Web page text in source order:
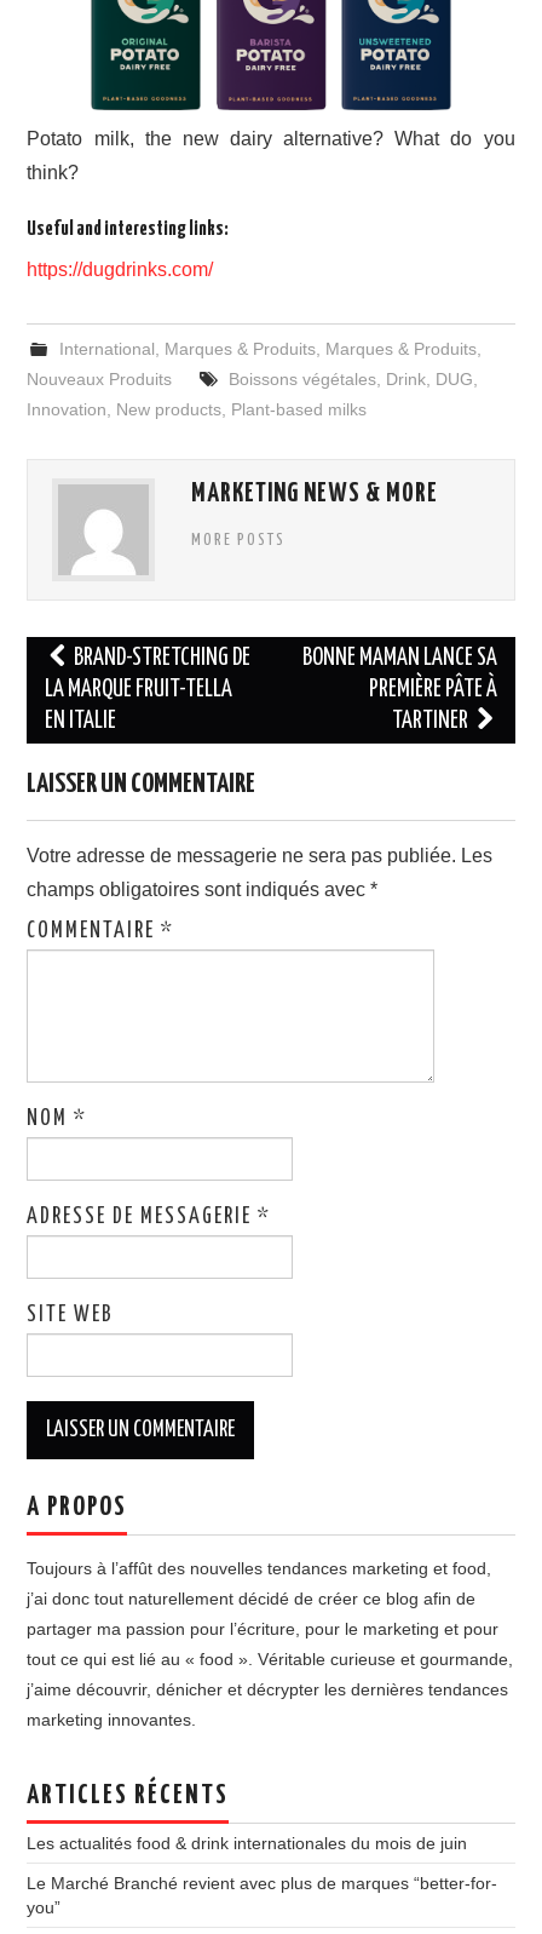
Potato milk, the new dairy alternative? What do you
think?
Useful and interesting links:
https://dugdrinks.com/
International Marques & Produits, Marques & Produits,
Nouveaux Produits
Boissons végétales, Drink, DUG
Innovation
New products Plant-based milks
MARKETING NEWS & MORE
MORE POSTS
Navigation
des
articles
BRAND-STRETCHING DE
LA MARQUE FRUIT-TELLA
EN ITALIE
BONNE MAMAN LANCE SA
PREMIÈRE PÂTE À
TARTINER
LAISSER UN COMMENTAIRE
Votre adresse de messagerie ne sera pas publiée. Les
champs obligatoires sont indiqués avec*
COMMENTAIRE*
NOM*
ADRESSE DE MESSAGERIE*
SITE WEB
A PROPOS
Toujours à l’affût des nouvelles tendances marketing et food,
j’ai donc tout naturellement décidé de créer ce blog afin de
partager ma passion pour l’écriture, pour le marketing et pour
tout ce qui est lié au « food ». Véritable curieuse et gourmande,
j’aime découvrir, dénicher et décrypter les dernières tendances
marketing innovantes.
ARTICLES RÉCENTS
Les actualités food & drink internationales du mois de juin
Le Marché Branché revient avec plus de marques “better-for-
you”